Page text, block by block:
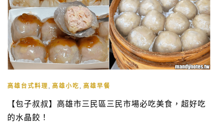
高雄台式料理 高雄小吃 高雄早餐
【包子叔叔】高雄市三民區三民市場必吃美食，超好吃
的水晶餃！